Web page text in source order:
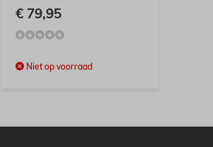
€ 79,95
Niet op voorraad